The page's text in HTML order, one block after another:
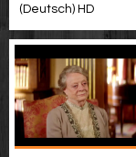
(Deutsch) HD